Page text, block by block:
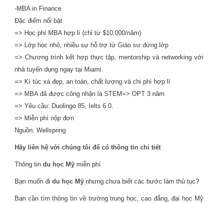
-MBA in Finance
Đặc điểm nổi bật
=> Học phí MBA hợp lí (chỉ từ $10,000/năm)
=> Lớp học nhỏ, nhiều sự hỗ trợ từ Giáo sư đứng lớp
=> Chương trình kết hợp thực tập, mentorship và networking với
nhà tuyển dụng ngay tại Miami.
=> Kí túc xá đẹp, an toàn, chất lượng và chi phí hợp lí
=> MBA đã được công nhận là STEM=> OPT 3 năm
=> Yêu cầu: Duolingo 85, Ielts 6.0.
=> Miễn phí nộp đơn
Nguồn: Wellspring
Hãy liên hệ với chúng tôi để có thông tin chi tiết
Thông tin du học Mỹ miễn phí
Bạn muốn đi du học Mỹ nhưng chưa biết các bước làm thủ tục?
Bạn cần tìm thông tin về trường trung học, cao đẳng, đại học Mỹ